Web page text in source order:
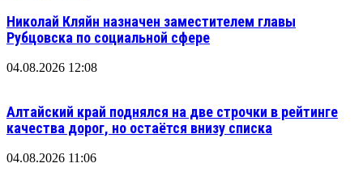
Николай Кляйн назначен заместителем главы
Рубцовска по социальной сфере
04.08.2026 12:08
Алтайский край поднялся на две строчки в рейтинге
качества дорог, но остаётся внизу списка
04.08.2026 11:06